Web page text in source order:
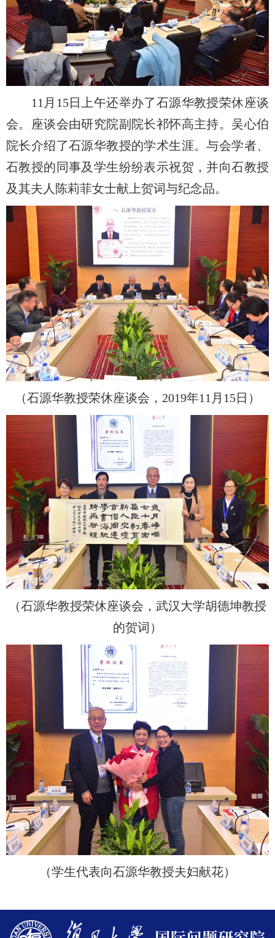
11月15日上午还举办了石源华教授荣休座谈
会。座谈会由研究院副院长祁怀高主持。吴心伯
院长介绍了石源华教授的学术生涯。与会学者、
石教授的同事及学生纷纷表示祝贺，并向石教授
及其夫人陈莉菲女士献上贺词与纪念品。
（石源华教授荣休座谈会，2019年11月15日）
（石源华教授荣休座谈会，武汉大学胡德坤教授
的贺词）
（学生代表向石源华教授夫妇献花）